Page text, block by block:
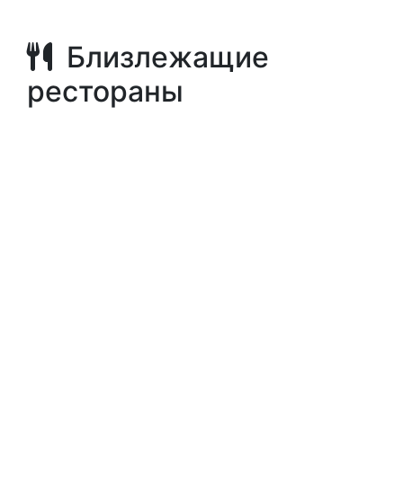
Близлежащие
рестораны